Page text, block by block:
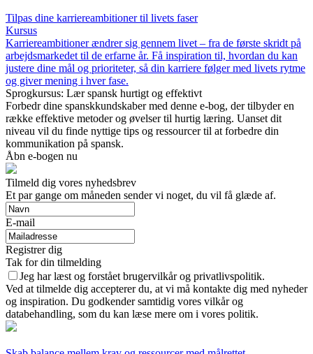
Tilpas dine karriereambitioner til livets faser
Kursus
Karriereambitioner ændrer sig gennem livet – fra de første skridt på
arbejdsmarkedet til de erfarne år. Få inspiration til, hvordan du kan
justere dine mål og prioriteter, så din karriere følger med livets rytme
og giver mening i hver fase.
Sprogkursus: Lær spansk hurtigt og effektivt
Forbedr dine spanskkundskaber med denne e-bog, der tilbyder en
række effektive metoder og øvelser til hurtig læring. Uanset dit
niveau vil du finde nyttige tips og ressourcer til at forbedre din
kommunikation på spansk.
Åbn e-bogen nu
Tilmeld dig vores nyhedsbrev
Et par gange om måneden sender vi noget, du vil få glæde af.
E-mail
Registrer dig
Tak for din tilmelding
Jeg har læst og forstået brugervilkår og privatlivspolitik.
Ved at tilmelde dig accepterer du, at vi må kontakte dig med nyheder
og inspiration. Du godkender samtidig vores vilkår og
databehandling, som du kan læse mere om i vores politik.